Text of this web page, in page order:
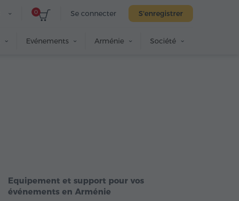
Se connecter S'enregistrer
0
Evénements Arménie Société
Equipement et support pour vos
événements en Arménie